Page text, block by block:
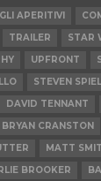
GLI APERITIVI
TRAILER
STAR
UPFRONT
STEVEN
DAVID TENNANT
BRYAN CRANSTON
MATT
BROOKER